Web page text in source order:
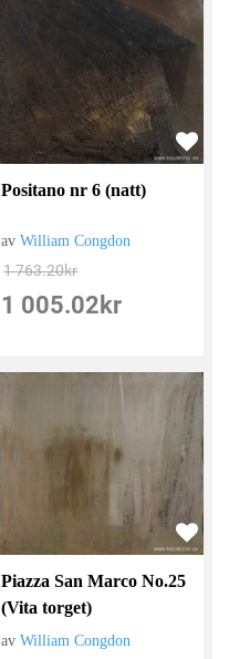
Positano nr 6 (natt)
avWilliam Congdon
1 763.20kr
1 005.02 kr
Piazza San Marco No.25
(Vita torget)
avWilliam Congdon